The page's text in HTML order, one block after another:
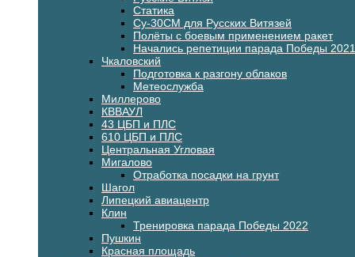
Статика
Су-30СМ для Русских Витязей
Полёты с боевым применением ракет
Начались репетиции парада Победы 2021
Чкаловский
Подготовка к разгону облаков
Метеослужба
Миллерово
КВВАУЛ
43 ЦБП и ПЛС
610 ЦБП и ПЛС
Центральная Угловая
Мигалово
Отработка посадки на грунт
Шагол
Липецкий авиацентр
Клин
Тренировка парада Победы 2022
Пушкин
Красная площадь